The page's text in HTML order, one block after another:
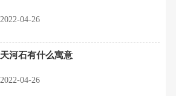
2022-04-26
天河石有什么寓意
2022-04-26